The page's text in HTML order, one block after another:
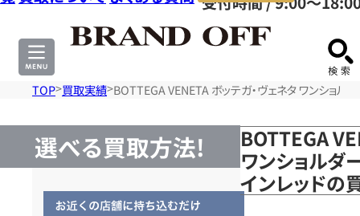
ル
0120604117
サ
TOP 買取実績 BOTTEGA VENETA ボッテガ・ヴェネタ ワンショ
選べる買取方法!
BOTTEGA
ワンショルダ
インレッドの